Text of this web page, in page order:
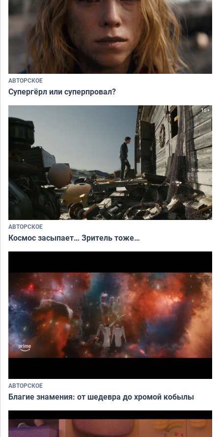
АВТОРСКОЕ
Супергёрл или суперпровал?
АВТОРСКОЕ
Космос засыпает… Зритель тоже…
АВТОРСКОЕ
Благие знамения: от шедевра до хромой кобылы